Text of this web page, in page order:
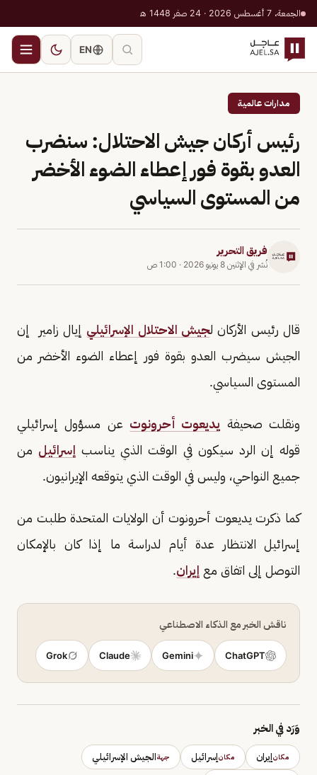
الجمعة، 7 أغسطس 2026 · 24 صفر 1448 هـ
EN
مدارات عالمية
رئيس أركان جيش الاحتلال: سنضرب
العدو بقوة فور إعطاء الضوء الأخضر
من المستوى السياسي
فريق التحرير
نُشر في الإثنين 8 يونيو 2026 · 1:00 ص
قال رئيس الأركان لجيش الاحتلال الإسرائيلي إيال زامير إن
الجيش سيضرب العدو بقوة فور إعطاء الضوء الأخضر من
المستوى السياسي.
ونقلت صحيفة يديعوت أحرونوت عن مسؤول إسرائيلي
قوله إن الرد سيكون في الوقت الذي يناسب إسرائيل من
جميع النواحي، وليس في الوقت الذي يتوقعه الإيرانيون.
كما ذكرت يديعوت أحرونوت أن الولايات المتحدة طلبت من
إسرائيل الانتظار عدة أيام لدراسة ما إذا كان بالإمكان
التوصل إلى اتفاق مع إيران.
ناقش الخبر مع الذكاء الاصطناعي
ChatGPT
Gemini
Claude
Grok
وَرَد في الخبر
مكانإيران مكانإسرائيل جهةالجيش الإسرائيلي